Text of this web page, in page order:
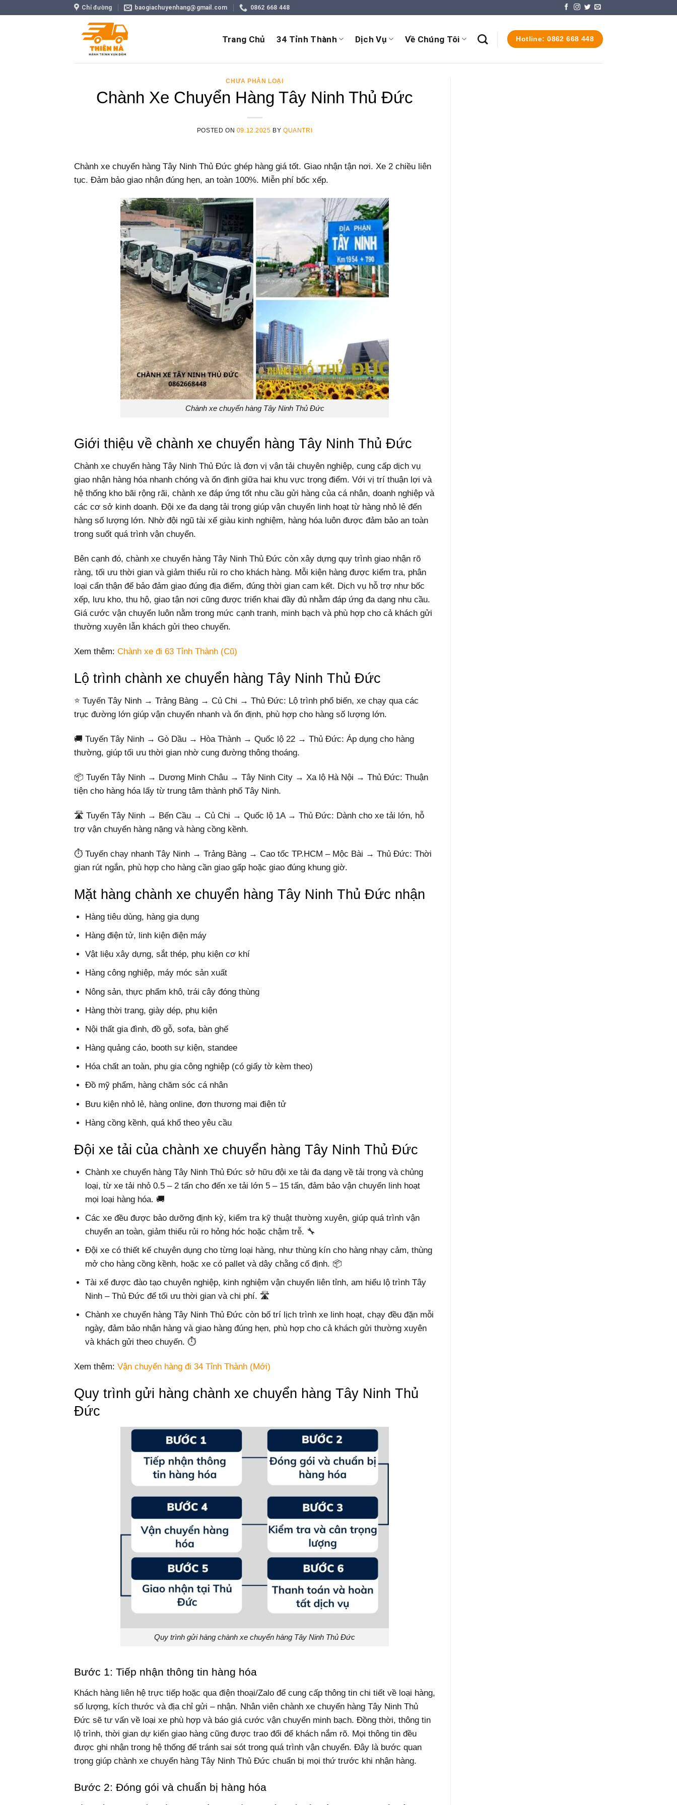
Chỉ đường baogiachuyenhang@gmail.com 0862 668 448
Trang Chủ 34 Tỉnh Thành Dịch Vụ Về Chúng Tôi Hotline: 0862 668 448
CHƯA PHÂN LOẠI
Chành Xe Chuyển Hàng Tây Ninh Thủ Đức
POSTED ON 09.12.2025 BYQUANTRI
Chành xe chuyển hàng Tây Ninh Thủ Đức ghép hàng giá tốt. Giao nhận tận nơi. Xe 2 chiều liên
tục. Đảm bảo giao nhận đúng hẹn, an toàn 100%. Miễn phí bốc xếp.
Chành xe chuyển hàng Tây Ninh Thủ Đức
Giới thiệu về chành xe chuyển hàng Tây Ninh Thủ Đức
Chành xe chuyển hàng Tây Ninh Thủ Đức là đơn vị vận tải chuyên nghiệp, cung cấp dịch vụ
giao nhận hàng hóa nhanh chóng và ổn định giữa hai khu vực trọng điểm. Với vị trí thuận lợi và
hệ thống kho bãi rộng rãi, chành xe đáp ứng tốt nhu cầu gửi hàng của cá nhân, doanh nghiệp và
các cơ sở kinh doanh. Đội xe đa dạng tải trọng giúp vận chuyển linh hoạt từ hàng nhỏ lẻ đến
hàng số lượng lớn. Nhờ đội ngũ tài xế giàu kinh nghiệm, hàng hóa luôn được đảm bảo an toàn
trong suốt quá trình vận chuyển.
Bên cạnh đó, chành xe chuyển hàng Tây Ninh Thủ Đức còn xây dựng quy trình giao nhận rõ
ràng, tối ưu thời gian và giảm thiểu rủi ro cho khách hàng. Mỗi kiện hàng được kiểm tra, phân
loại cẩn thận để bảo đảm giao đúng địa điểm, đúng thời gian cam kết. Dịch vụ hỗ trợ như bốc
xếp, lưu kho, thu hộ, giao tận nơi cũng được triển khai đầy đủ nhằm đáp ứng đa dạng nhu cầu.
Giá cước vận chuyển luôn nằm trong mức cạnh tranh, minh bạch và phù hợp cho cả khách gửi
thường xuyên lẫn khách gửi theo chuyến.
Xem thêm: Chành xe đi 63 Tỉnh Thành (Cũ)
Lộ trình chành xe chuyển hàng Tây Ninh Thủ Đức
⭐ Tuyến Tây Ninh → Trảng Bàng → Củ Chi → Thủ Đức: Lộ trình phổ biến, xe chạy qua các
trục đường lớn giúp vận chuyển nhanh và ổn định, phù hợp cho hàng số lượng lớn.
🚚 Tuyến Tây Ninh → Gò Dầu → Hòa Thành → Quốc lộ 22 → Thủ Đức: Áp dụng cho hàng
thường, giúp tối ưu thời gian nhờ cung đường thông thoáng.
📦 Tuyến Tây Ninh → Dương Minh Châu → Tây Ninh City → Xa lộ Hà Nội → Thủ Đức: Thuận
tiện cho hàng hóa lấy từ trung tâm thành phố Tây Ninh.
🛣️ Tuyến Tây Ninh → Bến Cầu → Củ Chi → Quốc lộ 1A → Thủ Đức: Dành cho xe tải lớn, hỗ
trợ vận chuyển hàng nặng và hàng cồng kềnh.
⏱️ Tuyến chạy nhanh Tây Ninh → Trảng Bàng → Cao tốc TP.HCM – Mộc Bài → Thủ Đức: Thời
gian rút ngắn, phù hợp cho hàng cần giao gấp hoặc giao đúng khung giờ.
Mặt hàng chành xe chuyển hàng Tây Ninh Thủ Đức nhận
Hàng tiêu dùng, hàng gia dụng
Hàng điện tử, linh kiện điện máy
Vật liệu xây dựng, sắt thép, phụ kiện cơ khí
Hàng công nghiệp, máy móc sản xuất
Nông sản, thực phẩm khô, trái cây đóng thùng
Hàng thời trang, giày dép, phụ kiện
Nội thất gia đình, đồ gỗ, sofa, bàn ghế
Hàng quảng cáo, booth sự kiện, standee
Hóa chất an toàn, phụ gia công nghiệp (có giấy tờ kèm theo)
Đồ mỹ phẩm, hàng chăm sóc cá nhân
Bưu kiện nhỏ lẻ, hàng online, đơn thương mại điện tử
Hàng cồng kềnh, quá khổ theo yêu cầu
Đội xe tải của chành xe chuyển hàng Tây Ninh Thủ Đức
Chành xe chuyển hàng Tây Ninh Thủ Đức sở hữu đội xe tải đa dạng về tải trọng và chủng
loại, từ xe tải nhỏ 0.5 – 2 tấn cho đến xe tải lớn 5 – 15 tấn, đảm bảo vận chuyển linh hoạt
mọi loại hàng hóa. 🚚
Các xe đều được bảo dưỡng định kỳ, kiểm tra kỹ thuật thường xuyên, giúp quá trình vận
chuyển an toàn, giảm thiểu rủi ro hỏng hóc hoặc chậm trễ. 🔧
Đội xe có thiết kế chuyên dụng cho từng loại hàng, như thùng kín cho hàng nhạy cảm, thùng
mở cho hàng cồng kềnh, hoặc xe có pallet và dây chằng cố định. 📦
Tài xế được đào tạo chuyên nghiệp, kinh nghiệm vận chuyển liên tỉnh, am hiểu lộ trình Tây
Ninh – Thủ Đức để tối ưu thời gian và chi phí. 🛣️
Chành xe chuyển hàng Tây Ninh Thủ Đức còn bố trí lịch trình xe linh hoạt, chạy đều đặn mỗi
ngày, đảm bảo nhận hàng và giao hàng đúng hẹn, phù hợp cho cả khách gửi thường xuyên
và khách gửi theo chuyến. ⏱️
Xem thêm: Vận chuyển hàng đi 34 Tỉnh Thành (Mới)
Quy trình gửi hàng chành xe chuyển hàng Tây Ninh Thủ
Đức
Quy trình gửi hàng chành xe chuyển hàng Tây Ninh Thủ Đức
Bước 1: Tiếp nhận thông tin hàng hóa
Khách hàng liên hệ trực tiếp hoặc qua điện thoại/Zalo để cung cấp thông tin chi tiết về loại hàng,
số lượng, kích thước và địa chỉ gửi – nhận. Nhân viên chành xe chuyển hàng Tây Ninh Thủ
Đức sẽ tư vấn về loại xe phù hợp và báo giá cước vận chuyển minh bạch. Đồng thời, thông tin
lộ trình, thời gian dự kiến giao hàng cũng được trao đổi để khách nắm rõ. Mọi thông tin đều
được ghi nhận trong hệ thống để tránh sai sót trong quá trình vận chuyển. Đây là bước quan
trọng giúp chành xe chuyển hàng Tây Ninh Thủ Đức chuẩn bị mọi thứ trước khi nhận hàng.
Bước 2: Đóng gói và chuẩn bị hàng hóa